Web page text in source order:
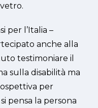
per l’Italia –
anche alla
testimoniare il
sulla disabilità ma
per
pensa la persona